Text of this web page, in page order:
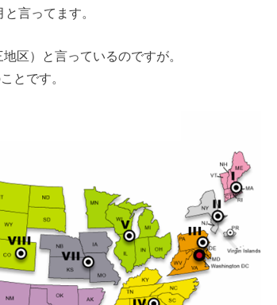
言ってます。
区）と言っているのですが。
とです。